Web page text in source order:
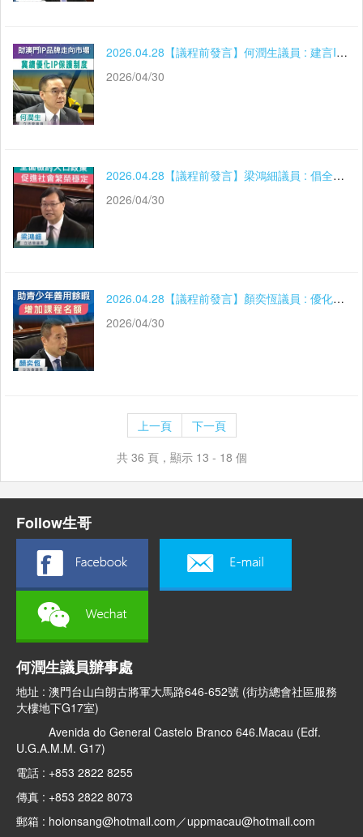
2026.04.28【議程前發言】何潤生議員 : 建言IP經濟發展
2026/04/30
2026.04.28【議程前發言】梁鴻細議員 : 倡全面檢討人口政策
2026/04/30
2026.04.28【議程前發言】顏奕恆議員 : 優化暑期活動工作 助力青少年善用餘暇
2026/04/30
上一頁
下一頁
共 36 頁，顯示 13 - 18 個
Follow生哥
何潤生議員辦事處
地址 : 澳門台山白朗古將軍大馬路646-652號 (街坊總會社區服務
大樓地下G17室)
Avenida do General Castelo Branco 646.Macau (Edf.
U.G.A.M.M. G17)
電話 : +853 2822 8255
傳真 : +853 2822 8073
郵箱 : hoionsang@hotmail.com／uppmacau@hotmail.com